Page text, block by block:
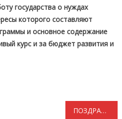
государства о нуждах
которого составляют
и основное содержание
курс и за бюджет развития и
ПОЗДРАВЛЯЕМ С ДНЁМ РОЖДЕНИЯ!